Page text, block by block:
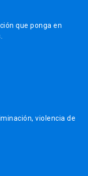
que ponga en
violencia de